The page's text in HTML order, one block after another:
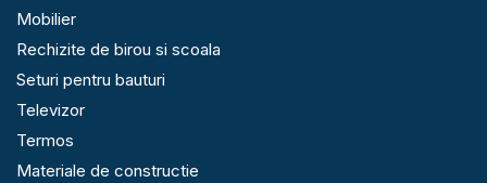
Mobilier
Rechizite de birou si scoala
Seturi pentru bauturi
Televizor
Termos
Materiale de constructie